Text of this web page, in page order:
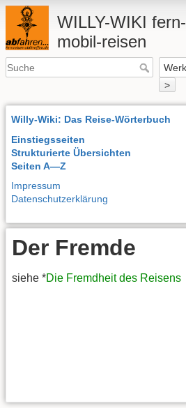
WILLY-WIKI fern-
mobil-reisen
>
Willy-Wiki: Das Reise-Wörterbuch
Einstiegsseiten
Strukturierte Übersichten
Seiten A—Z
Impressum
Datenschutzerklärung
Der Fremde
siehe *Die Fremdheit des Reisens